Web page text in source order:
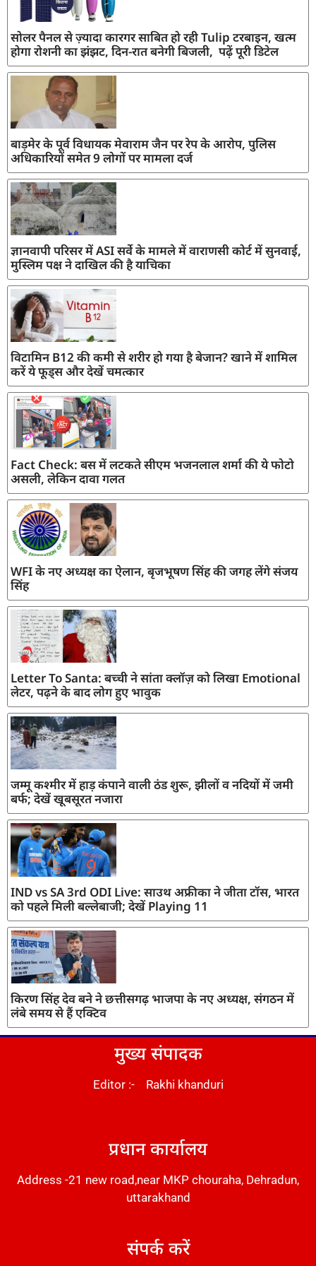
सोलर पैनल से ज़्यादा कारगर साबित हो रही Tulip टरबाइन, खत्म
होगा रोशनी का झंझट, दिन-रात बनेगी बिजली, पढ़ें पूरी डिटेल
बाड़मेर के पूर्व विधायक मेवाराम जैन पर रेप के आरोप, पुलिस
अधिकारियों समेत 9 लोगों पर मामला दर्ज
ज्ञानवापी परिसर में ASI सर्वे के मामले में वाराणसी कोर्ट में सुनवाई,
मुस्लिम पक्ष ने दाखिल की है याचिका
विटामिन B12 की कमी से शरीर हो गया है बेजान? खाने में शामिल
करें ये फूड्स और देखें चमत्कार
Fact Check: बस में लटकते सीएम भजनलाल शर्मा की ये फोटो
असली, लेकिन दावा गलत
WFI के नए अध्यक्ष का ऐलान, बृजभूषण सिंह की जगह लेंगे संजय
सिंह
Letter To Santa: बच्ची ने सांता क्लॉज़ को लिखा Emotional
लेटर, पढ़ने के बाद लोग हुए भावुक
जम्मू कश्मीर में हाड़ कंपाने वाली ठंड शुरू, झीलों व नदियों में जमी
बर्फ; देखें खूबसूरत नजारा
IND vs SA 3rd ODI Live: साउथ अफ्रीका ने जीता टॉस, भारत
को पहले मिली बल्लेबाजी; देखें Playing 11
किरण सिंह देव बने ने छत्तीसगढ़ भाजपा के नए अध्यक्ष, संगठन में
लंबे समय से हैं एक्टिव
मुख्य संपादक
Editor :- Rakhi khanduri
प्रधान कार्यालय
Address -21 new road,near MKP chouraha, Dehradun,
uttarakhand
संपर्क करें